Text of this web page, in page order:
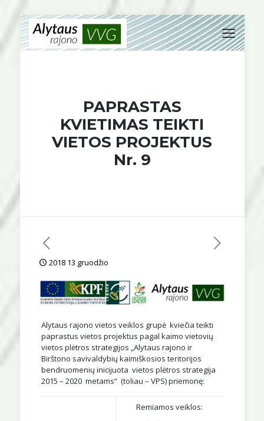
PAPRASTAS
KVIETIMAS TEIKTI
VIETOS PROJEKTUS
Nr. 9
2018 13 gruodžio
Alytaus rajono vietos veiklos grupė kviečia teikti
paprastus vietos projektus pagal kaimo vietovių
vietos plėtros strategijos „Alytaus rajono ir
Birštono savivaldybių kaimiškosios teritorijos
bendruomenių inicijuota vietos plėtros strategija
2015 – 2020 metams“ (toliau – VPS) priemonę:
Remiamos veiklos: